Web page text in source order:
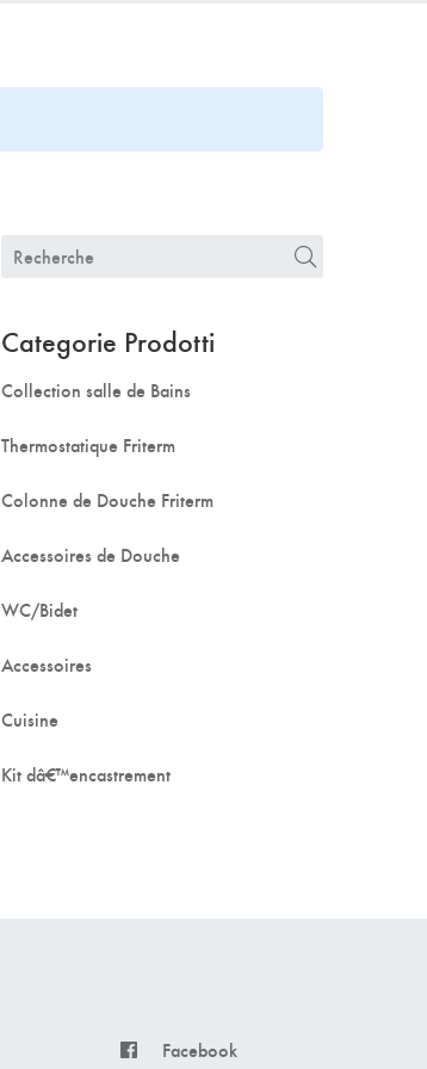
Categorie Prodotti
Collection salle de Bains
Thermostatique Friterm
Colonne de Douche Friterm
Accessoires de Douche
WC/Bidet
Accessoires
Cuisine
Kit dâ€™encastrement
Facebook